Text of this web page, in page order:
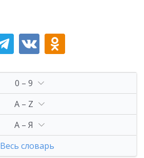
0 – 9
A – Z
А – Я
Весь словарь